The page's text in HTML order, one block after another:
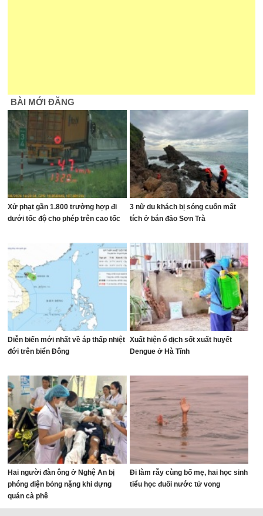
BÀI MỚI ĐĂNG
Xử phạt gần 1.800 trường hợp đi
dưới tốc độ cho phép trên cao tốc
3 nữ du khách bị sóng cuốn mất
tích ở bán đảo Sơn Trà
Diễn biến mới nhất về áp thấp nhiệt
đới trên biển Đông
Xuất hiện ổ dịch sốt xuất huyết
Dengue ở Hà Tĩnh
Hai người đàn ông ở Nghệ An bị
phóng điện bỏng nặng khi dựng
quán cà phê
Đi làm rẫy cùng bố mẹ, hai học sinh
tiểu học đuối nước tử vong